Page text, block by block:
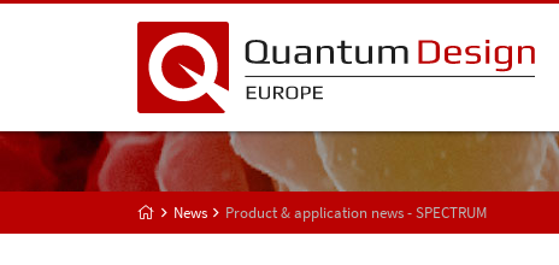
News Product & application news - SPECTRUM